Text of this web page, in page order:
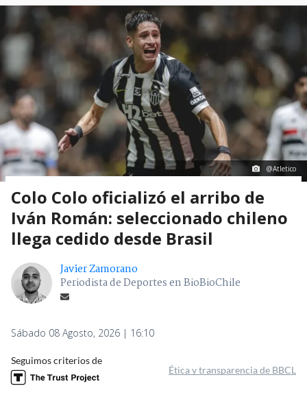
@Atletico
Colo Colo oficializó el arribo de
Iván Román: seleccionado chileno
llega cedido desde Brasil
Javier Zamorano
Periodista de Deportes en BioBioChile
Sábado 08 Agosto, 2026 | 16:10
Seguimos criterios de
Ética y transparencia de BBCL